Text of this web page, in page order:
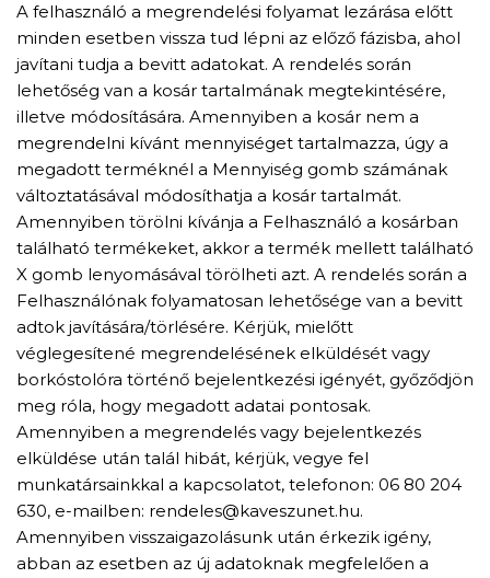
A felhasználó a megrendelési folyamat lezárása előtt
minden esetben vissza tud lépni az előző fázisba, ahol
javítani tudja a bevitt adatokat. A rendelés során
lehetőség van a kosár tartalmának megtekintésére,
illetve módosítására. Amennyiben a kosár nem a
megrendelni kívánt mennyiséget tartalmazza, úgy a
megadott terméknél a Mennyiség gomb számának
változtatásával módosíthatja a kosár tartalmát.
Amennyiben törölni kívánja a Felhasználó a kosárban
található termékeket, akkor a termék mellett található
X gomb lenyomásával törölheti azt. A rendelés során a
Felhasználónak folyamatosan lehetősége van a bevitt
adtok javítására/törlésére. Kérjük, mielőtt
véglegesítené megrendelésének elküldését vagy
borkóstolóra történő bejelentkezési igényét, győződjön
meg róla, hogy megadott adatai pontosak.
Amennyiben a megrendelés vagy bejelentkezés
elküldése után talál hibát, kérjük, vegye fel
munkatársainkkal a kapcsolatot, telefonon: 06 80 204
630, e-mailben: rendeles@kaveszunet.hu.
Amennyiben visszaigazolásunk után érkezik igény,
abban az esetben az új adatoknak megfelelően a